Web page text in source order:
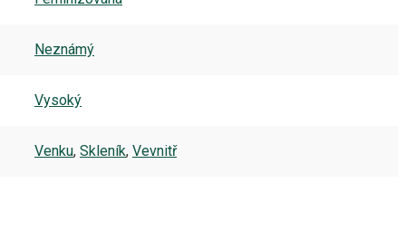
Neznámý
Vysoký
Venku, Skleník, Vevnitř